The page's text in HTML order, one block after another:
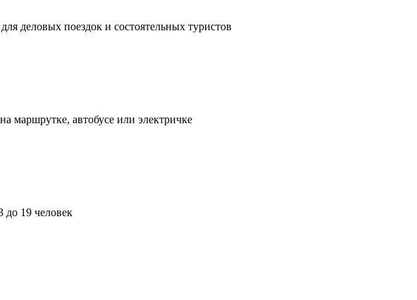
деловых поездок и состоятельных туристов
маршрутке, автобусе или электричке
19 человек